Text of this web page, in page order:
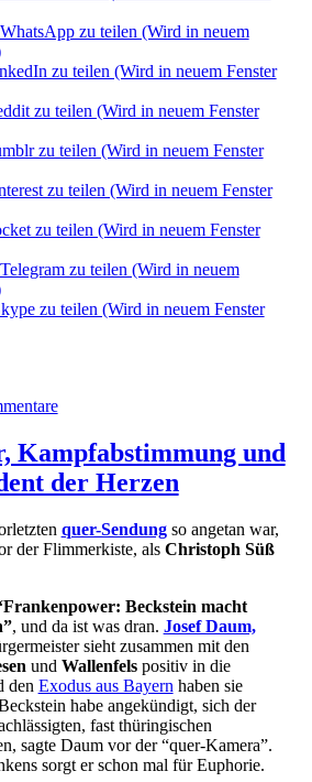
zu teilen (Wird in neuem
zu teilen (Wird in neuem Fenster
zu teilen (Wird in neuem Fenster
zu teilen (Wird in neuem Fenster
zu teilen (Wird in neuem Fenster
zu teilen (Wird in neuem Fenster
zu teilen (Wird in neuem
zu teilen (Wird in neuem Fenster
Kampfabstimmung und
der Herzen
quer-Sendungso angetan war,
der Flimmerkiste, als Christoph Süß
Beckstein macht
, und da ist was dran. Josef Daum,
sieht zusammen mit den
und Wallenfelspositiv in die
den Exodus aus Bayern haben sie
habe angekündigt, sich der
fast thüringischen
sagte Daum vor der “quer-Kamera”.
sorgt er schon mal für Euphorie.